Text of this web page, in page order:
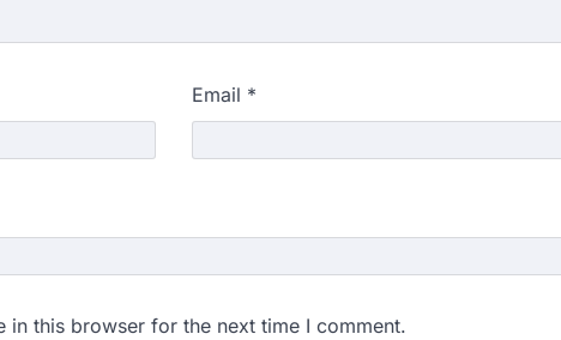
Email *
in this browser for the next time I comment.